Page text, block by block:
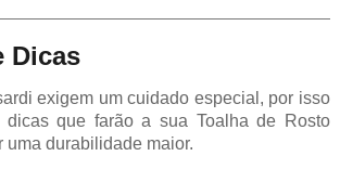
Dicas
exigem um cuidado especial, por isso
dicas que farão a sua Toalha de Rosto
uma durabilidade maior.